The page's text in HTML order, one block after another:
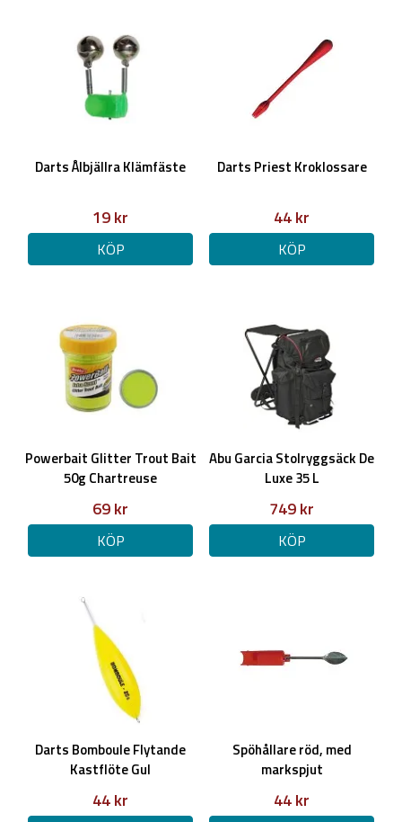
Darts Ålbjällra Klämfäste
19 kr
KÖP
Darts Priest Kroklossare
44 kr
KÖP
Powerbait Glitter Trout Bait
50g Chartreuse
69 kr
KÖP
Abu Garcia Stolryggsäck De
Luxe 35 L
749 kr
KÖP
Darts Bomboule Flytande
Kastflöte Gul
44 kr
Spöhållare röd, med
markspjut
44 kr